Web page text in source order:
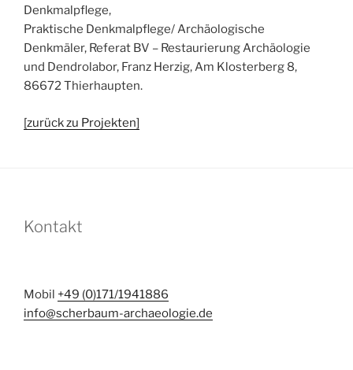
Denkmalpflege,
Praktische Denkmalpflege/ Archäologische
Denkmäler, Referat BV – Restaurierung Archäologie
und Dendrolabor, Franz Herzig, Am Klosterberg 8,
86672 Thierhaupten.
[zurück zu Projekten]
Kontakt
Mobil +49 (0)171/1941886
info@scherbaum-archaeologie.de